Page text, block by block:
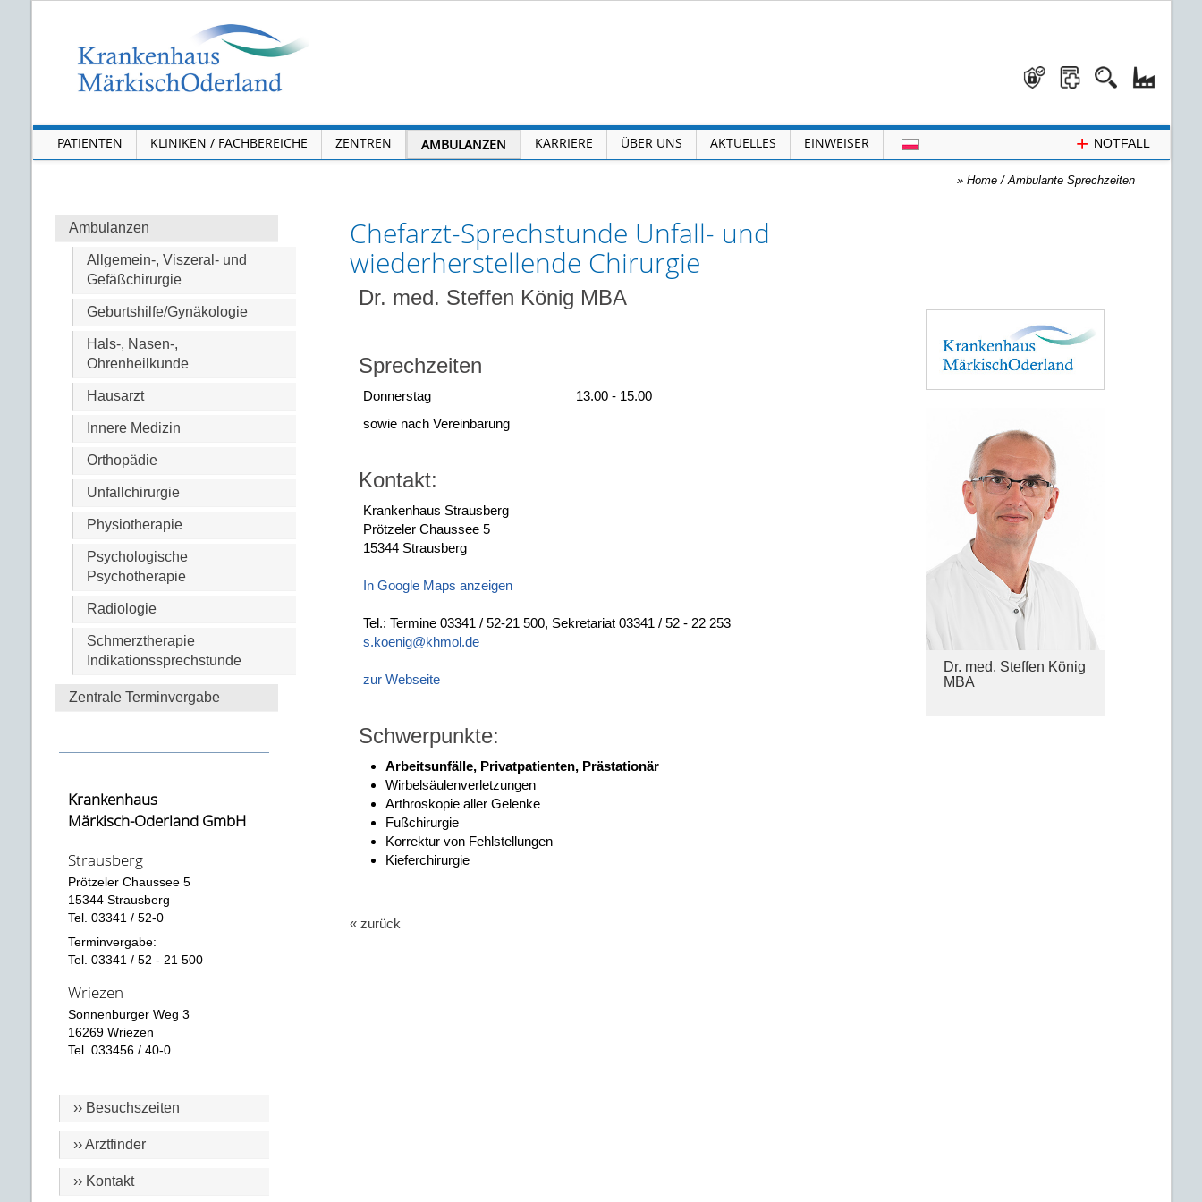
PATIENTEN KLINIKEN / FACHBEREICHE ZENTREN AMBULANZEN KARRIERE ÜBER UNS AKTUELLES EINWEISER + NOTFALL
Ambulanzen
Allgemein-, Viszeral- und
Gefäßchirurgie
Geburtshilfe/Gynäkologie
Hals-, Nasen-,
Ohrenheilkunde
Hausarzt
Innere Medizin
Orthopädie
Unfallchirurgie
Physiotherapie
Psychologische
Psychotherapie
Radiologie
Schmerztherapie
Indikationssprechstunde
Zentrale Terminvergabe
Krankenhaus
Märkisch-Oderland GmbH
Strausberg
Prötzeler Chaussee 5
15344 Strausberg
Tel. 03341 / 52-0
Terminvergabe:
Tel. 03341 / 52 - 21 500
Wriezen
Sonnenburger Weg 3
16269 Wriezen
Tel. 033456 / 40-0
›› Besuchszeiten
›› Arztfinder
›› Kontakt
» Home/Ambulante Sprechzeiten
Chefarzt-Sprechstunde Unfall- und
wiederherstellende Chirurgie
Dr. med. Steffen König MBA
Sprechzeiten
Donnerstag
13.00 - 15.00
sowie nach Vereinbarung
Kontakt:
Krankenhaus Strausberg
Prötzeler Chaussee 5
15344 Strausberg
In Google Maps anzeigen
Tel.: Termine 03341 / 52-21 500, Sekretariat 03341 / 52 - 22 253
s.koenig@khmol.de
zur Webseite
Schwerpunkte:
Arbeitsunfälle, Privatpatienten, Prästationär
Wirbelsäulenverletzungen
Arthroskopie aller Gelenke
Fußchirurgie
Korrektur von Fehlstellungen
Kieferchirurgie
Dr. med. Steffen König
MBA
« zurück